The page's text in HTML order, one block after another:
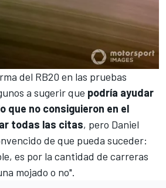
del RB20 en las pruebas
a sugerir que podría ayudar
que no consiguieron en el
todas las citas, pero Daniel
de que pueda suceder:
es por la cantidad de carreras
mojado o no".